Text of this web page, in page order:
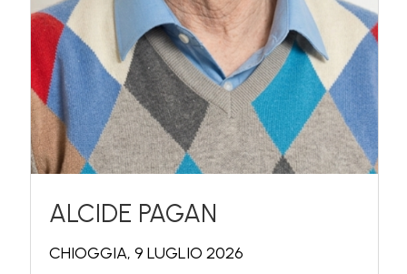
ALCIDE PAGAN
CHIOGGIA, 9 LUGLIO 2026